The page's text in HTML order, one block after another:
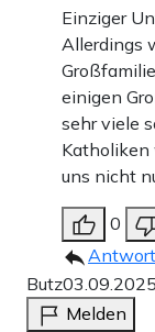
Einziger
Allerdings
einigen
sehr viele
Katholiken
uns nicht
0
Butz
Melden